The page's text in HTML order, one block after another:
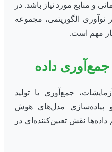
و منابع مورد نیاز باشد. در
الگوریتمی، مجموعه
مهم است.
جمع‌آوری یا تولید
پیاده‌سازی مدل‌های هوش
نقش تعیین‌کننده‌ای در